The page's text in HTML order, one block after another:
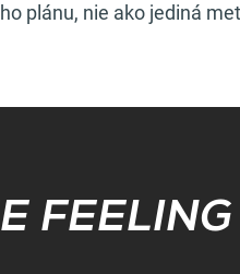
plánu, nie ako jediná